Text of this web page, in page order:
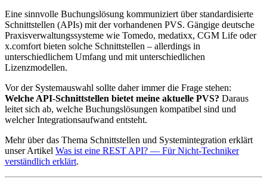
Eine sinnvolle Buchungslösung kommuniziert über standardisierte
Schnittstellen (APIs) mit der vorhandenen PVS. Gängige deutsche
Praxisverwaltungssysteme wie Tomedo, medatixx, CGM Life oder
x.comfort bieten solche Schnittstellen – allerdings in
unterschiedlichem Umfang und mit unterschiedlichen
Lizenzmodellen.
Vor der Systemauswahl sollte daher immer die Frage stehen:
Welche API-Schnittstellen bietet meine aktuelle PVS? Daraus
leitet sich ab, welche Buchungslösungen kompatibel sind und
welcher Integrationsaufwand entsteht.
Mehr über das Thema Schnittstellen und Systemintegration erklärt
unser Artikel Was ist eine REST API? — Für Nicht-Techniker
verständlich erklärt.